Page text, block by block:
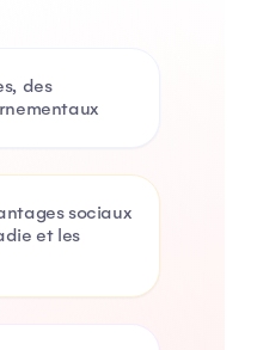
des
sociaux
et les